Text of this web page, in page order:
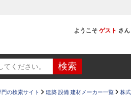
ようこそ ゲスト さん
門の検索サイト 建築 設備 建材メーカー一覧 株